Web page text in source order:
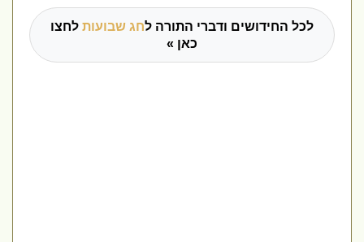
לכל החידושים ודברי התורה לחג שבועותלחצו
כאן »